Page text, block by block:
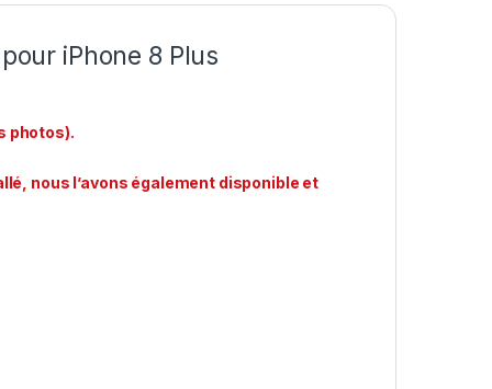
iPhone 8 Plus
photos).
nous l’avons également disponible et